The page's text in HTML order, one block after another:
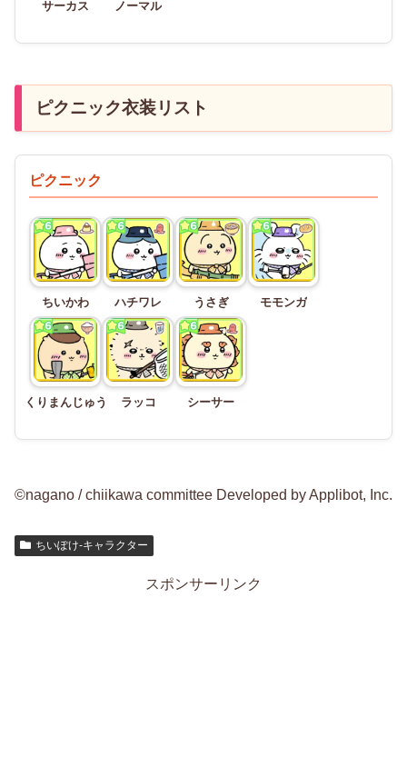
サーカス ノーマル
ピクニック衣装リスト
ピクニック
ちいかわ ハチワレ うさぎ モモンガ
くりまんじゅう ラッコ シーサー
©nagano / chiikawa committee Developed by Applibot, Inc.
ちいぽけ-キャラクター
スポンサーリンク